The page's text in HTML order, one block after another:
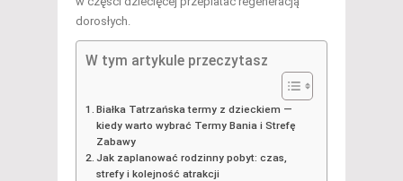
dorosłych.
W tym artykule przeczytasz
Białka Tatrzańska termy z dzieckiem —
kiedy warto wybrać Termy Bania i Strefę
Zabawy
Jak zaplanować rodzinny pobyt: czas,
strefy i kolejność atrakcji